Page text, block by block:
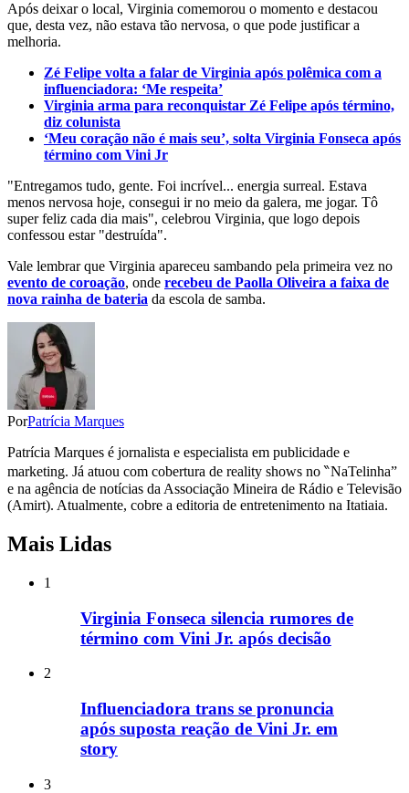
Após deixar o local, Virginia comemorou o momento e destacou
que, desta vez, não estava tão nervosa, o que pode justificar a
melhoria.
Zé Felipe volta a falar de Virginia após polêmica com a
influenciadora: ‘Me respeita’
Virginia arma para reconquistar Zé Felipe após término,
diz colunista
‘Meu coração não é mais seu’, solta Virginia Fonseca após
término com Vini Jr
"Entregamos tudo, gente. Foi incrível... energia surreal. Estava
menos nervosa hoje, consegui ir no meio da galera, me jogar. Tô
super feliz cada dia mais", celebrou Virginia, que logo depois
confessou estar "destruída".
Vale lembrar que Virginia apareceu sambando pela primeira vez no
evento de coroação, onde recebeu de Paolla Oliveira a faixa de
nova rainha de bateria da escola de samba.
PorPatrícia Marques
Patrícia Marques é jornalista e especialista em publicidade e
marketing. Já atuou com cobertura de reality shows no ‶NaTelinha”
e na agência de notícias da Associação Mineira de Rádio e Televisão
(Amirt). Atualmente, cobre a editoria de entretenimento na Itatiaia.
Mais Lidas
1
Virginia Fonseca silencia rumores de
término com Vini Jr. após decisão
2
Influenciadora trans se pronuncia
após suposta reação de Vini Jr. em
story
3